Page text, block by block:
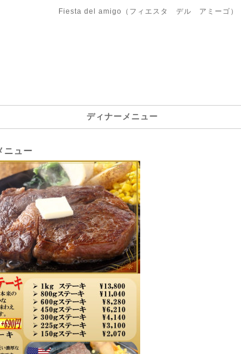
Fiesta del amigo（フィエスタ デル アミーゴ）
ディナーメニュー
ニュー